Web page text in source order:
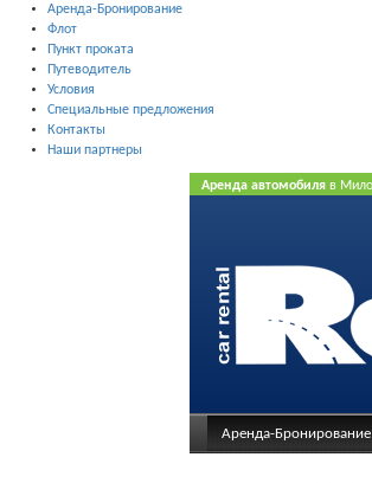
Аренда-Бронирование
Флот
Пункт проката
Путеводитель
Условия
Специальные предложения
Контакты
Наши партнеры
Аренда автомобиля в
Аренда-Бронирование